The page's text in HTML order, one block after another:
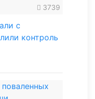
3739
с
контроль